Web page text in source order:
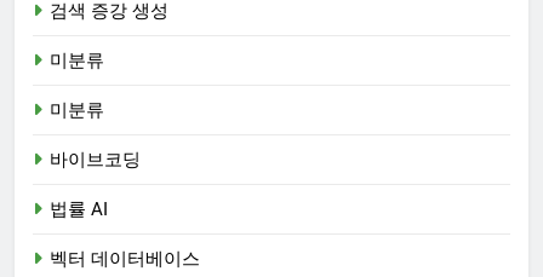
검색 증강 생성
미분류
미분류
바이브코딩
법률 AI
벡터 데이터베이스